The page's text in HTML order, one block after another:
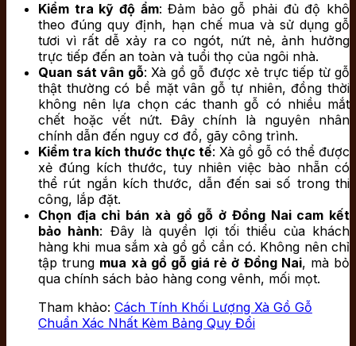
Kiểm tra kỹ độ ẩm: Đảm bảo gỗ phải đủ độ khô
theo đúng quy định, hạn chế mua và sử dụng gỗ
tươi vì rất dễ xảy ra co ngót, nứt nẻ, ảnh hưởng
trực tiếp đến an toàn và tuổi thọ của ngôi nhà.
Quan sát vân gỗ: Xà gồ gỗ được xẻ trực tiếp từ gỗ
thật thường có bề mặt vân gỗ tự nhiên, đồng thời
không nên lựa chọn các thanh gỗ có nhiều mắt
chết hoặc vết nứt. Đây chính là nguyên nhân
chính dẫn đến nguy cơ đổ, gãy công trình.
Kiểm tra kích thước thực tế: Xà gồ gỗ có thể được
xẻ đúng kích thước, tuy nhiên việc bào nhẵn có
thể rút ngắn kích thước, dẫn đến sai số trong thi
công, lắp đặt.
Chọn địa chỉ bán xà gồ gỗ ở Đồng Nai cam kết
bảo hành: Đây là quyền lợi tối thiểu của khách
hàng khi mua sắm xà gồ gồ cần có. Không nên chỉ
tập trung mua xà gồ gỗ giá rẻ ở Đồng Nai, mà bỏ
qua chính sách bảo hàng cong vênh, mối mọt.
Tham khảo: Cách Tính Khối Lượng Xà Gồ Gỗ
Chuẩn Xác Nhất Kèm Bảng Quy Đổi